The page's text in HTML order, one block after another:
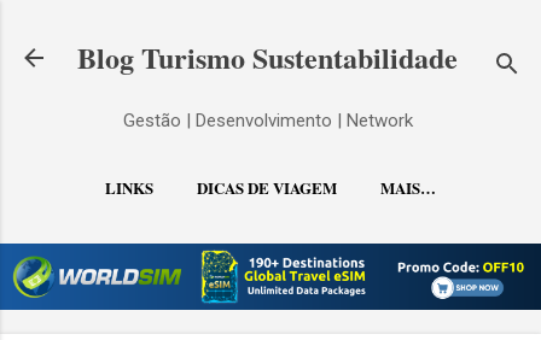
Blog Turismo Sustentabilidade
Gestão | Desenvolvimento | Network
LINKS DICAS DE VIAGEM MAIS…
CONTATO